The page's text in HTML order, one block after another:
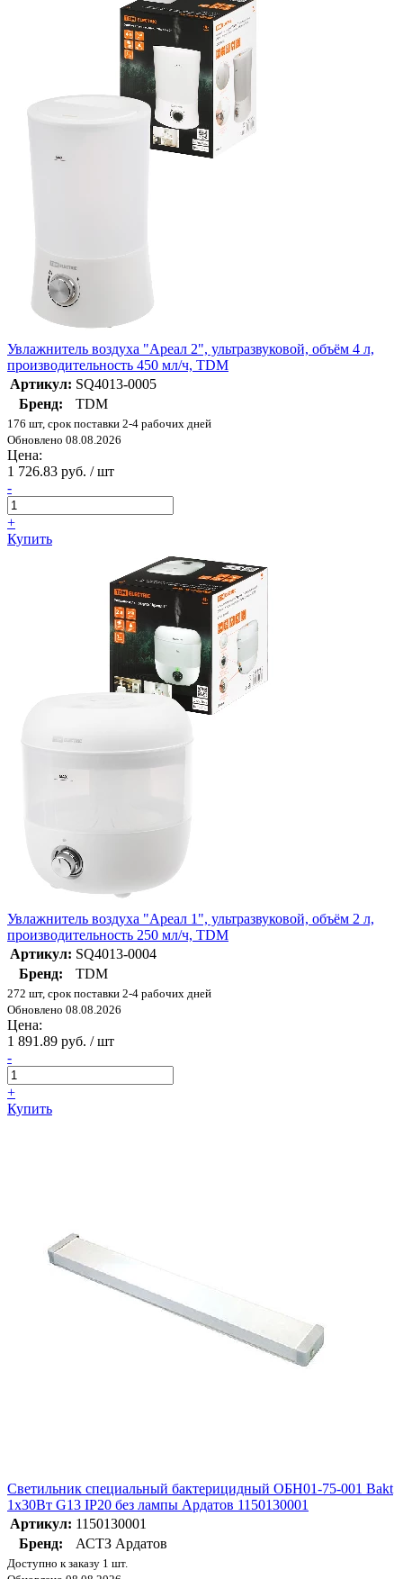
Увлажнитель воздуха "Ареал 2", ультразвуковой, объём 4 л,
производительность 450 мл/ч, TDM
Артикул: SQ4013-0005
Бренд:
TDM
176 шт, срок поставки 2-4 рабочих дней
Обновлено 08.08.2026
Цена:
1 726.83 руб. / шт
-
+
Купить
Увлажнитель воздуха "Ареал 1", ультразвуковой, объём 2 л,
производительность 250 мл/ч, TDM
Артикул: SQ4013-0004
Бренд:
TDM
272 шт, срок поставки 2-4 рабочих дней
Обновлено 08.08.2026
Цена:
1 891.89 руб. / шт
-
+
Купить
Светильник специальный бактерицидный ОБН01-75-001 Bakt
1х30Вт G13 IP20 без лампы Ардатов 1150130001
Артикул: 1150130001
Бренд:
АСТЗ Ардатов
Доступно к заказу 1 шт.